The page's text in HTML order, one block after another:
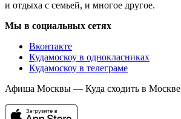
и отдыха с семьей, и многое другое.
Мы в социальных сетях
Вконтакте
Кудамоскоу в однокласниках
Кудамоскоу в телеграме
Афиша Москвы — Куда сходить в Москве